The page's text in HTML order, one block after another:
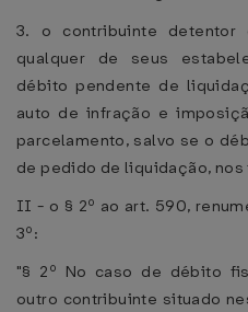
3. o contribuinte detentor
qualquer de seus
débito pendente de
auto de infração e
parcelamento, salvo se o
de pedido de liquidação, nos
II - o § 2º ao art. 590,
3º:
"§ 2º No caso de débito
outro contribuinte situado